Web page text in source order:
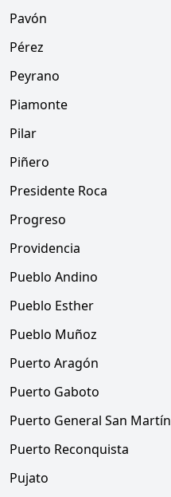
Pavón
Pérez
Peyrano
Piamonte
Pilar
Piñero
Presidente Roca
Progreso
Providencia
Pueblo Andino
Pueblo Esther
Pueblo Muñoz
Puerto Aragón
Puerto Gaboto
Puerto General San Martín
Puerto Reconquista
Pujato